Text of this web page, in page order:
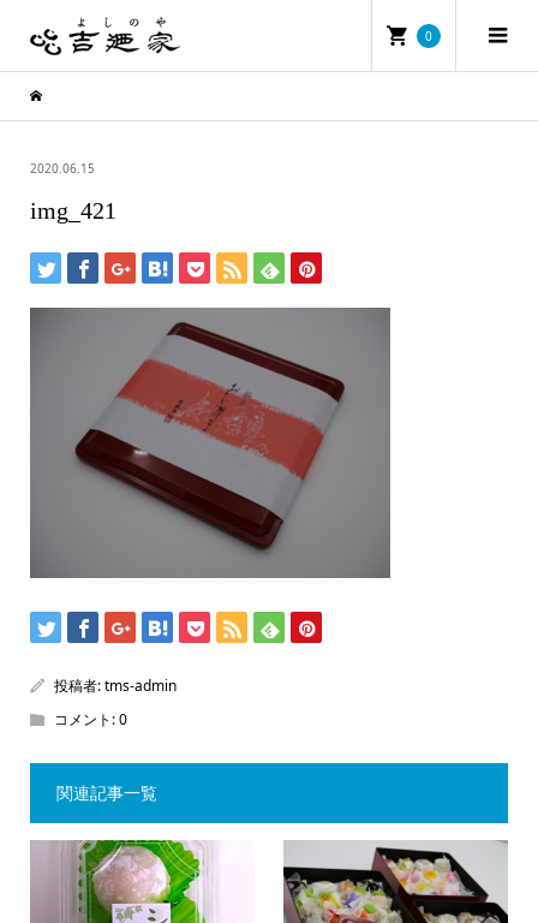
0
2020.06.15
img_421
投稿者:tms-admin
コメント:0
関連記事一覧